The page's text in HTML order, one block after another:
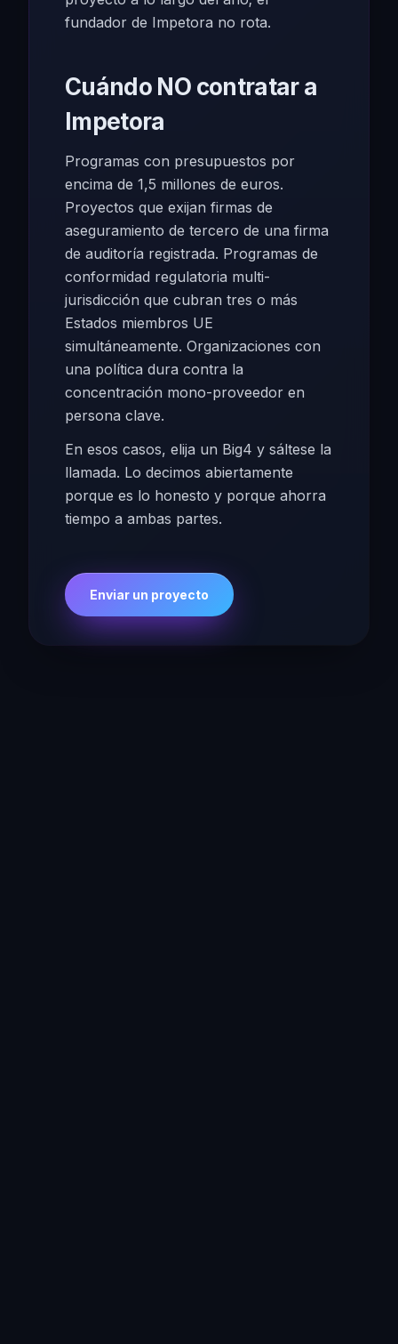
fundador de Impetora no rota.
Cuándo NO contratar a
Impetora
Programas con presupuestos por
encima de 1,5 millones de euros.
Proyectos que exijan firmas de
aseguramiento de tercero de una firma
de auditoría registrada. Programas de
conformidad regulatoria multi-
jurisdicción que cubran tres o más
Estados miembros UE
simultáneamente. Organizaciones con
una política dura contra la
concentración mono-proveedor en
persona clave.
En esos casos, elija un Big4 y sáltese la
llamada. Lo decimos abiertamente
porque es lo honesto y porque ahorra
tiempo a ambas partes.
Enviar un proyecto